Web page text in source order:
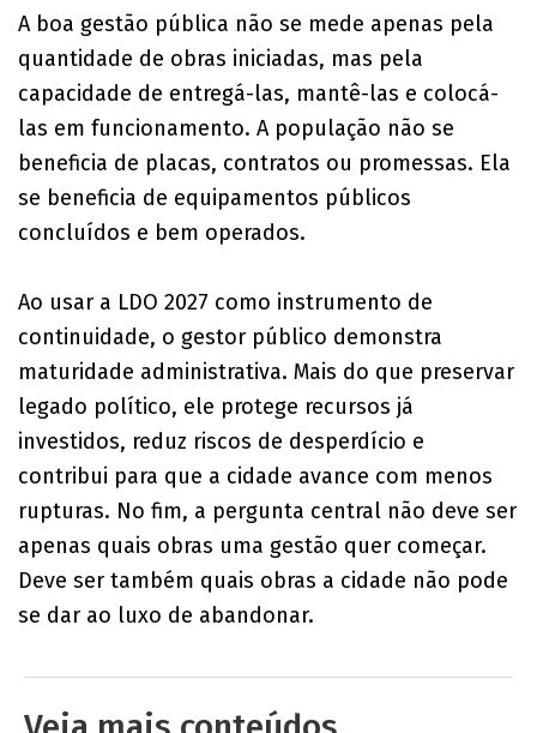
A boa gestão pública não se mede apenas pela
quantidade de obras iniciadas, mas pela
capacidade de entregá-las, mantê-las e colocá-
las em funcionamento. A população não se
beneficia de placas, contratos ou promessas. Ela
se beneficia de equipamentos públicos
concluídos e bem operados.
Ao usar a LDO 2027 como instrumento de
continuidade, o gestor público demonstra
maturidade administrativa. Mais do que preservar
legado político, ele protege recursos já
investidos, reduz riscos de desperdício e
contribui para que a cidade avance com menos
rupturas. No fim, a pergunta central não deve ser
apenas quais obras uma gestão quer começar.
Deve ser também quais obras a cidade não pode
se dar ao luxo de abandonar.